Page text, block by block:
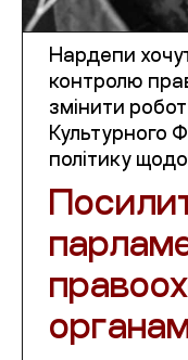
Нардепи
контролю
змінити
Культурного
політику